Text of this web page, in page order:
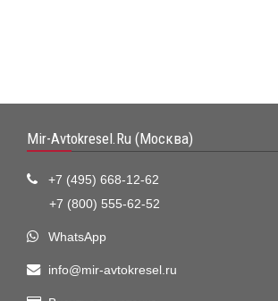
Mir-Avtokresel.Ru (Москва)
+7 (495) 668-12-62
+7 (800) 555-62-52
WhatsApp
info@mir-avtokresel.ru